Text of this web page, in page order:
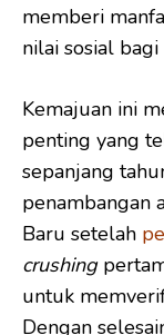
memberi
nilai sosial bagi
Kemajuan ini
penting yang
sepanjang
penambangan
Baru setelah
crushing
untuk
Dengan